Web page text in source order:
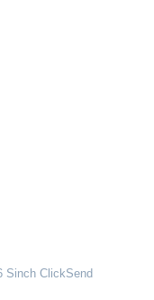
ClickSend